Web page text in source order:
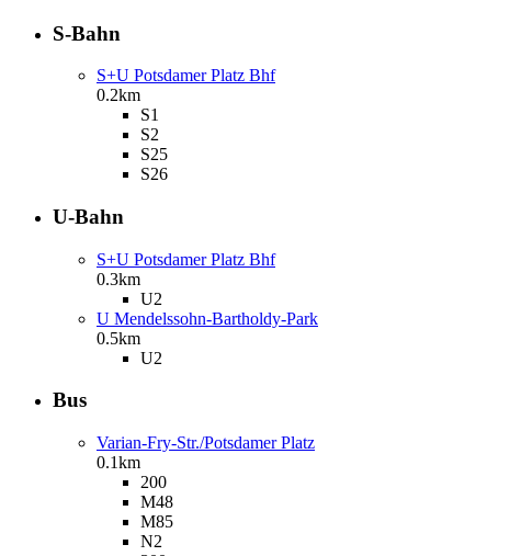
S-Bahn
S+U Potsdamer Platz Bhf
0.2km
S1
S2
S25
S26
U-Bahn
S+U Potsdamer Platz Bhf
0.3km
U2
U Mendelssohn-Bartholdy-Park
0.5km
U2
Bus
Varian-Fry-Str./Potsdamer Platz
0.1km
200
M48
M85
N2